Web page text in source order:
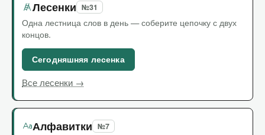
Лесенки №31
Одна лестница слов в день — соберите цепочку с двух
концов.
Сегодняшняя лесенка
Все лесенки →
Алфавитки №7